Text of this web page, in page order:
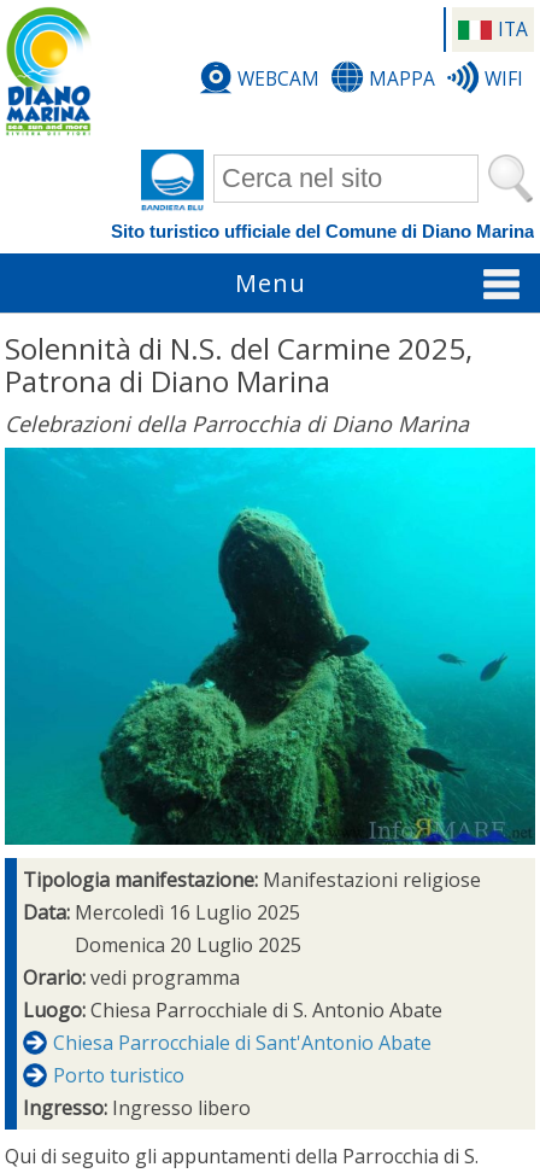
ITA
WEBCAM
MAPPA WIFI
Form di ricerca
Sito turistico ufficiale del Comune di Diano Marina
Menu
Solennità di N.S. del Carmine 2025,
Patrona di Diano Marina
Celebrazioni della Parrocchia di Diano Marina
Tipologia manifestazione: Manifestazioni religiose
Data: Mercoledì 16 Luglio 2025
Domenica 20 Luglio 2025
Orario:vedi programma
Luogo:Chiesa Parrocchiale di S. Antonio Abate
Chiesa Parrocchiale di Sant'Antonio Abate
Porto turistico
Ingresso: Ingresso libero
Qui di seguito gli appuntamenti della Parrocchia di S.